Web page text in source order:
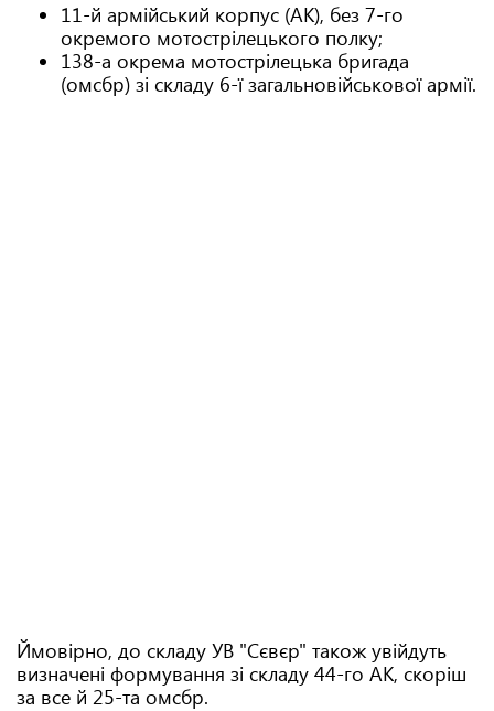
11-й армійський корпус (АК), без 7-го
окремого мотострілецького полку;
138-а окрема мотострілецька бригада
(омсбр) зі складу 6-ї загальновійськової армії.
Ймовірно, до складу УВ "Сєвєр" також увійдуть
визначені формування зі складу 44-го АК, скоріш
за все й 25-та омсбр.